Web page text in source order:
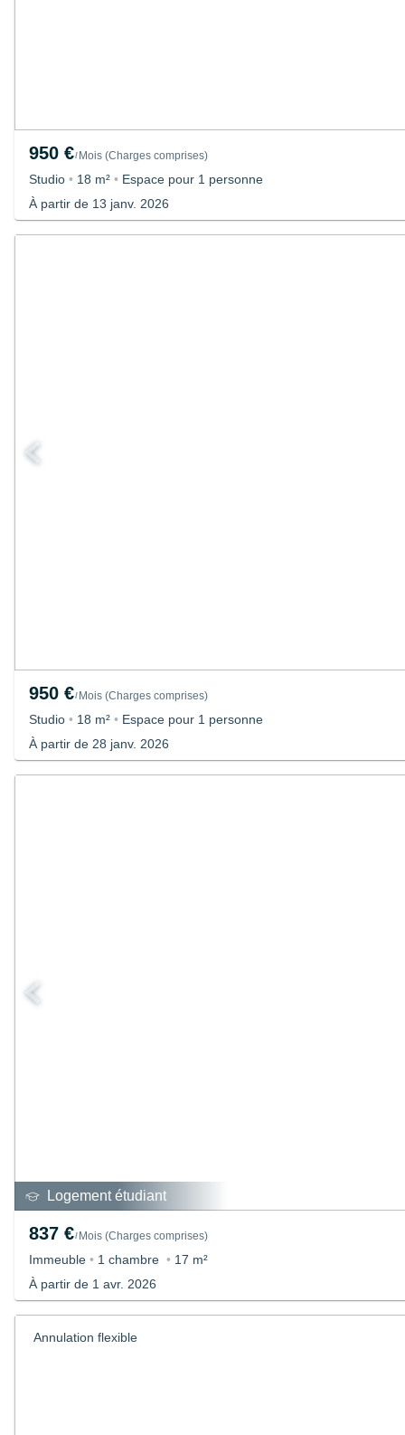
950 €/ Mois (Charges comprises)
Studio • 18 m² • Espace pour 1 personne
À partir de 13 janv. 2026
950 €/ Mois (Charges comprises)
Studio • 18 m² • Espace pour 1 personne
À partir de 28 janv. 2026
Logement étudiant
837 €/ Mois (Charges comprises)
Immeuble • 1 chambre • 17 m²
À partir de 1 avr. 2026
Annulation flexible